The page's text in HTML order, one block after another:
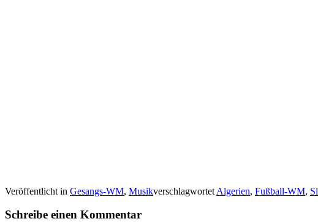
Veröffentlicht in Gesangs-WM, Musikverschlagwortet Algerien, Fußball-WM,
Schreibe einen Kommentar